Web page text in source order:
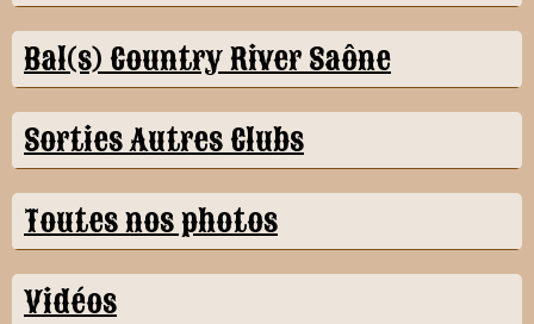
Bal(s) Country River Saône
Sorties Autres Clubs
Toutes nos photos
Vidéos